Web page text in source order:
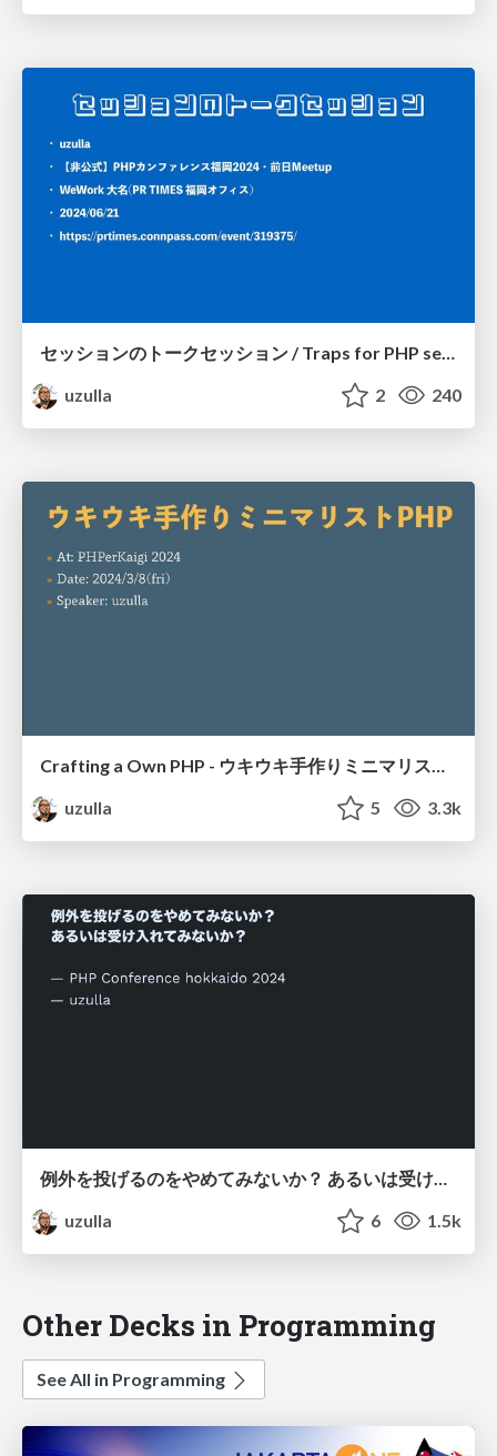
uzulla
2 240
Crafting a Own PHP - ウキウキ手作りミニマリストPHP
uzulla
5 3.3k
例外を投げるのをやめてみないか？ あるいは受け入れてみないか？ - How to use exceptions other than throwing
uzulla
6 1.5k
Other Decks in Programming
See All in Programming